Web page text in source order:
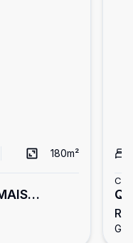
180m²
UMA
-